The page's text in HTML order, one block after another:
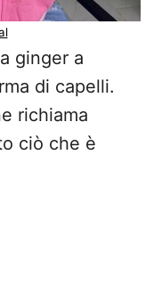
ginger a
di capelli.
richiama
ciò che è